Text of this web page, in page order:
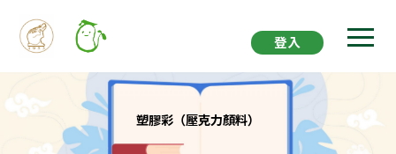
登入
塑膠彩（壓克力顏料）